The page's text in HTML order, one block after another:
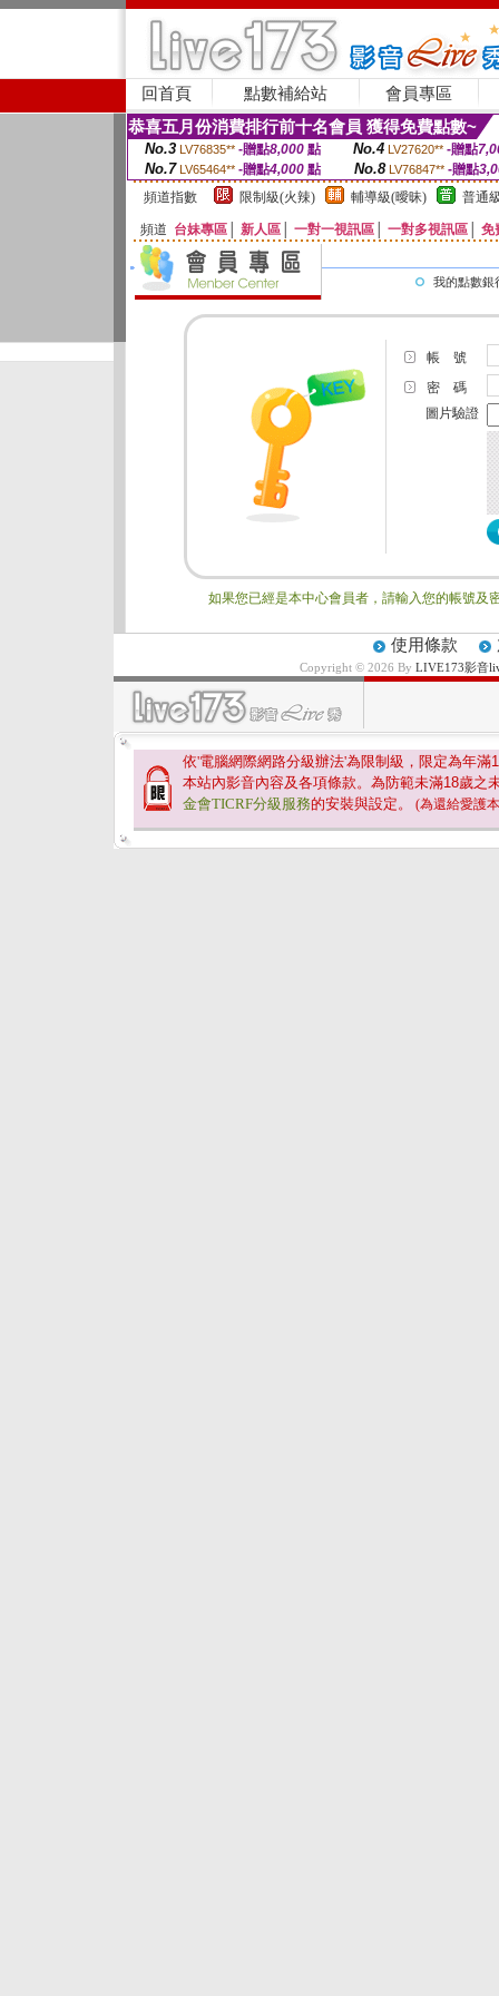
回首頁 點數補給站 會員專區
恭喜五月份消費排行前十名會員 獲得免費點數~
No.3 LV76835** -贈點8,000點 No.4 LV27620** -贈點
No.7 LV65464** -贈點4,000 點 No.8 LV76847** -贈點
頻道指數
限制級(火辣) 輔導級(曖昧) 普通
頻道 台妹專區 新人區 一對一視訊區 一對多視訊區 免
我的點數銀
帳 號
密 碼
圖片驗證
如果您已經是本中心會員者，請輸入您的帳號及
使用條款
Copyright © 2026 By LIVE173影音
依'電腦網際網路分級辦法'為限制級，限定為年滿
本站內影音內容及各項條款。為防範未滿18歲之
金會TICRF分級服務的安裝與設定。 (為還給愛護